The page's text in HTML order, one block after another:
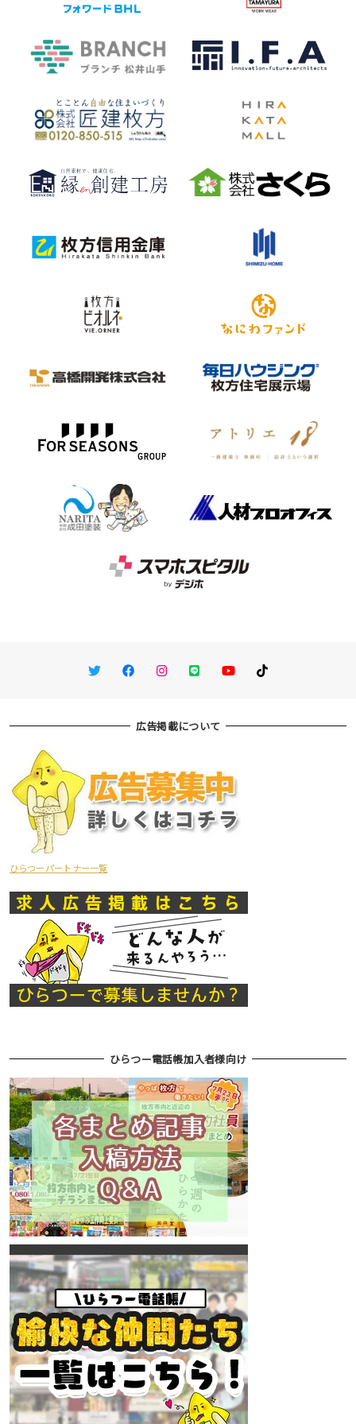
TwitterFacebookInstagram
LINE You TubeTikTok
広告掲載について
ひらつーパートナー一覧
ひらつー電話帳加入者様向け